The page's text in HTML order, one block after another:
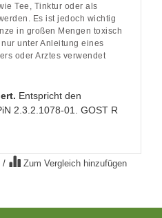
Tee, Tinktur oder als
Es ist jedoch wichtig
in großen Mengen toxisch
unter Anleitung eines
oder Arztes verwendet
Entspricht den
2.3.2.1078-01. GOST R
/ Zum Vergleich hinzufügen